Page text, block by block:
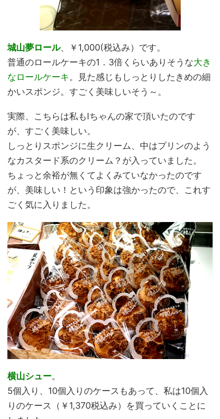
城山夢ロール、￥1,000(税込み）です。
普通のロールケーキの1．3倍くらいありそうな大き
なロールケーキ。見た感じもしっとりしたきめの細
かいスポンジ。すごく美味しいそう～。
実際、こちらは私もIちゃんの家で頂いたのです
が、すごく美味しい。
しっとりスポンジに生クリーム、中はプリンのよう
なカスタード系のクリーム？が入っていました。
ちょっと余裕が無くてよくみていなかったのです
が、美味しい！という印象は強かったので、これす
ごく気に入りました。
横山シュー。
5個入り、10個入りのケースもあって、私は10個入
りのケース（￥1,370税込み）を買っていくことに